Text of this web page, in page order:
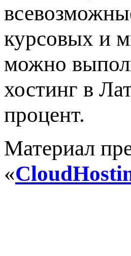
курсовых и
можно
хостинг в
процент.
Материал
«